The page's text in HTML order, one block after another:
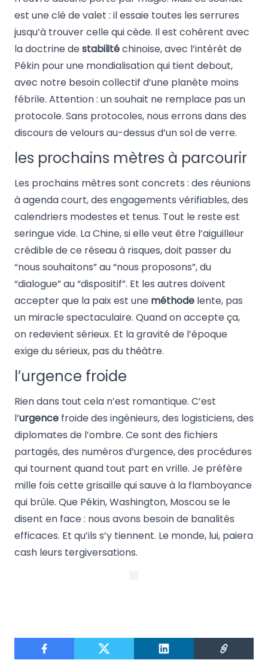
est une clé de valet : il essaie toutes les serrures
jusqu’à trouver celle qui cède. Il est cohérent avec
la doctrine destabilitéchinoise, avec l’intérêt de
Pékin pour une mondialisation qui tient debout,
avec notre besoin collectif d’une planète moins
fébrile. Attention : un souhait ne remplace pas un
protocole. Sans protocoles, nous errons dans des
discours de velours au-dessus d’un sol de verre.
les prochains mètres à parcourir
Les prochains mètres sont concrets : des réunions
à agenda court, des engagements vérifiables, des
calendriers modestes et tenus. Tout le reste est
seringue vide. La Chine, si elle veut être l’aiguilleur
crédible de ce réseau à risques, doit passer du
“nous souhaitons” au “nous proposons”, du
“dialogue” au “dispositif”. Et les autres doivent
accepter que la paix est une méthode lente, pas
un miracle spectaculaire. Quand on accepte ça,
on redevient sérieux. Et la gravité de l’époque
exige du sérieux, pas du théâtre.
l’urgence froide
Rien dans tout cela n’est romantique. C’est
l’urgence froide des ingénieurs, des logisticiens, des
diplomates de l’ombre. Ce sont des fichiers
partagés, des numéros d’urgence, des procédures
qui tournent quand tout part en vrille. Je préfère
mille fois cette grisaille qui sauve à la flamboyance
qui brûle. Que Pékin, Washington, Moscou se le
disent en face : nous avons besoin de banalités
efficaces. Et qu’ils s’y tiennent. Le monde, lui, paiera
cash leurs tergiversations.